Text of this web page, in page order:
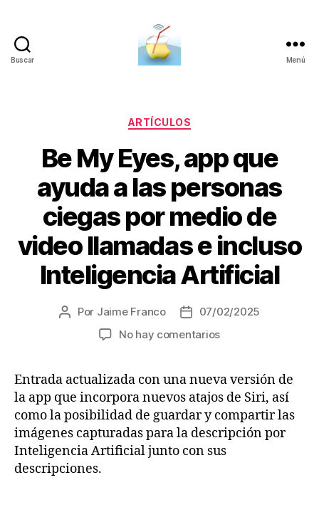
Buscar Menú
Categorías
ARTÍCULOS
Be My Eyes, app que
ayuda a las personas
ciegas por medio de
video llamadas e incluso
Inteligencia Artificial
Autor
Por Jaime Franco
Fecha07/02/2025
No hay comentariosen
Eyes,
app
que
ayuda
las
Entrada actualizada con una nueva versión de
la app que incorpora nuevos atajos de Siri, así
como la posibilidad de guardar y compartir las
imágenes capturadas para la descripción por
Inteligencia Artificial junto con sus
descripciones.